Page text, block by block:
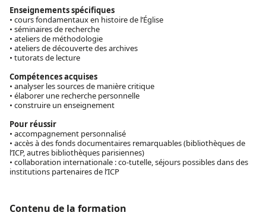
Enseignements spécifiques
• cours fondamentaux en histoire de l’Église
• séminaires de recherche
• ateliers de méthodologie
• ateliers de découverte des archives
• tutorats de lecture
Compétences acquises
• analyser les sources de manière critique
• élaborer une recherche personnelle
• construire un enseignement
Pour réussir
• accompagnement personnalisé
• accès à des fonds documentaires remarquables (bibliothèques de
l’ICP, autres bibliothèques parisiennes)
• collaboration internationale : co-tutelle, séjours possibles dans des
institutions partenaires de l’ICP
Contenu de la formation